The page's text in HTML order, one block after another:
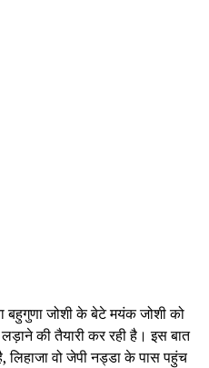
बहुगुणा जोशी के बेटे मयंक जोशी को
लड़ाने की तैयारी कर रही है। इस बात
लिहाजा वो जेपी नड्डा के पास पहुंच